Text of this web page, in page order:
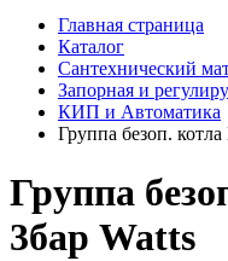
Главная страница
Каталог
Сантехнический
Запорная и
КИП и Автоматика
Группа безоп.
Группа
3бар Watts